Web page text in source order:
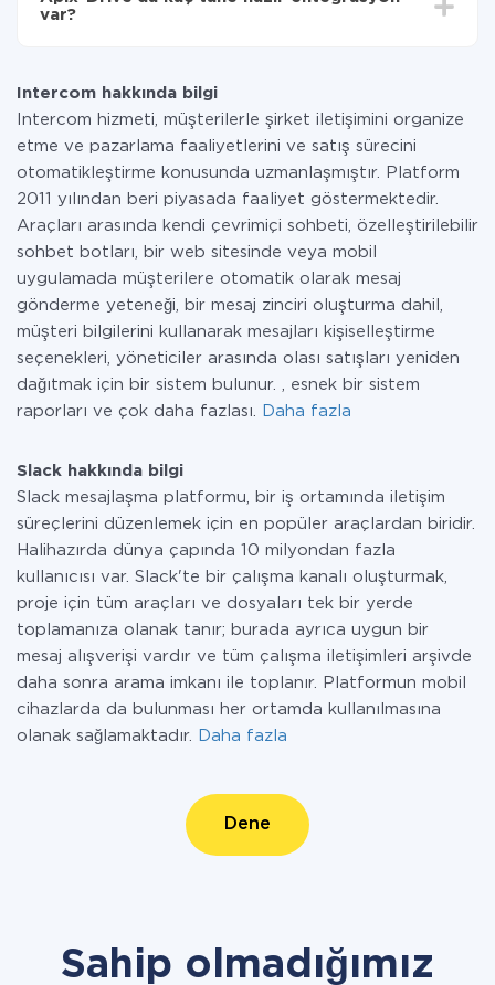
Hizmetimiz aracılığıyla yalnızca bir sisteminizden
diğerine aktarılan veri miktarı için ödeme yaparsınız.
var?
Intercom hakkında bilgi
Intercom hizmeti, müşterilerle şirket iletişimini organize
etme ve pazarlama faaliyetlerini ve satış sürecini
otomatikleştirme konusunda uzmanlaşmıştır. Platform
2011 yılından beri piyasada faaliyet göstermektedir.
Araçları arasında kendi çevrimiçi sohbeti, özelleştirilebilir
sohbet botları, bir web sitesinde veya mobil
uygulamada müşterilere otomatik olarak mesaj
gönderme yeteneği, bir mesaj zinciri oluşturma dahil,
müşteri bilgilerini kullanarak mesajları kişiselleştirme
seçenekleri, yöneticiler arasında olası satışları yeniden
dağıtmak için bir sistem bulunur. , esnek bir sistem
raporları ve çok daha fazlası.
Daha fazla
Slack hakkında bilgi
Slack mesajlaşma platformu, bir iş ortamında iletişim
süreçlerini düzenlemek için en popüler araçlardan biridir.
Halihazırda dünya çapında 10 milyondan fazla
kullanıcısı var. Slack'te bir çalışma kanalı oluşturmak,
proje için tüm araçları ve dosyaları tek bir yerde
toplamanıza olanak tanır; burada ayrıca uygun bir
mesaj alışverişi vardır ve tüm çalışma iletişimleri arşivde
daha sonra arama imkanı ile toplanır. Platformun mobil
cihazlarda da bulunması her ortamda kullanılmasına
olanak sağlamaktadır.
Daha fazla
Dene
Sahip olmadığımız